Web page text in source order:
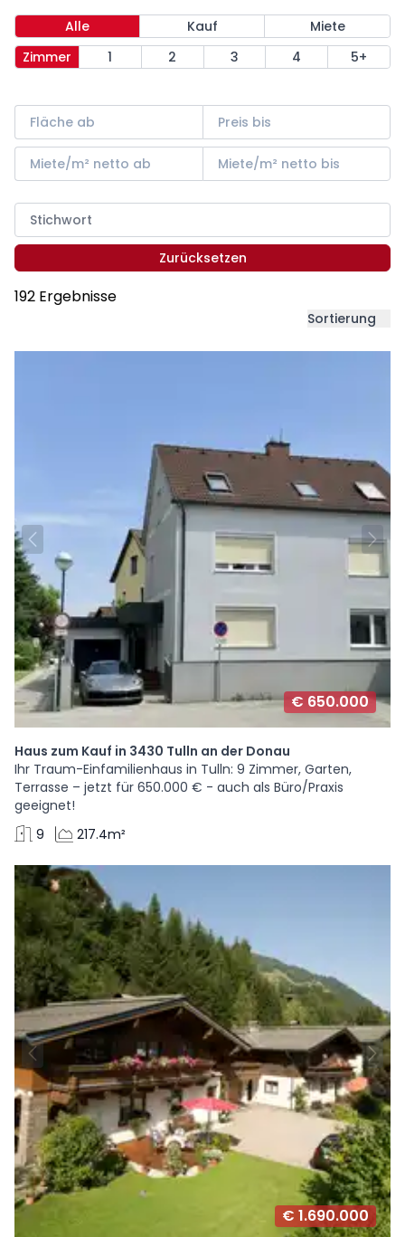
Alle Kauf
Miete
Zimmer
1 2 3 4 5+
Zurücksetzen
192 Ergebnisse
Sortierung
€ 650.000
Haus zum Kauf in 3430 Tulln an der Donau
Ihr Traum-Einfamilienhaus in Tulln: 9 Zimmer, Garten,
Terrasse – jetzt für 650.000 € - auch als Büro/Praxis
geeignet!
9
217.4m²
€ 1.690.000